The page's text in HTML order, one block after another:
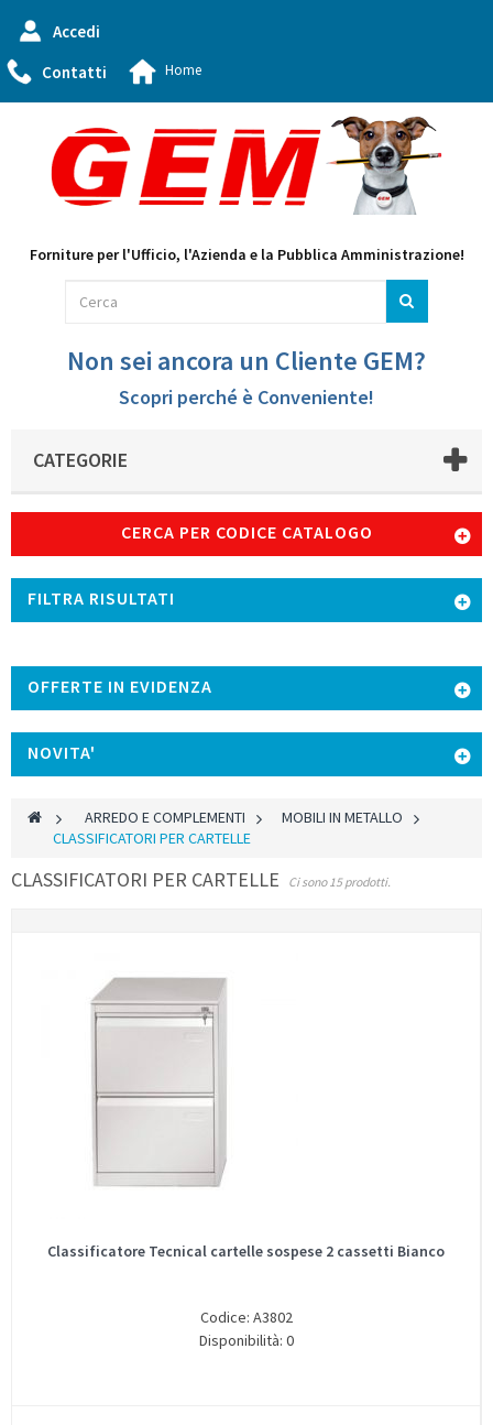
Accedi
Contatti
Home
Forniture per l'Ufficio, l'Azienda e la Pubblica Amministrazione!
Non sei ancora un Cliente GEM?
Scopri perché è Conveniente!
CATEGORIE
CERCA PER CODICE CATALOGO
FILTRA RISULTATI
OFFERTE IN EVIDENZA
NOVITA'
> ARREDO E COMPLEMENTI >
MOBILI IN METALLO
CLASSIFICATORI PER CARTELLE
CLASSIFICATORI PER CARTELLE Ci sono 15 prodotti.
Classificatore Tecnical cartelle sospese 2 cassetti Bianco
Codice: A3802
Disponibilità: 0